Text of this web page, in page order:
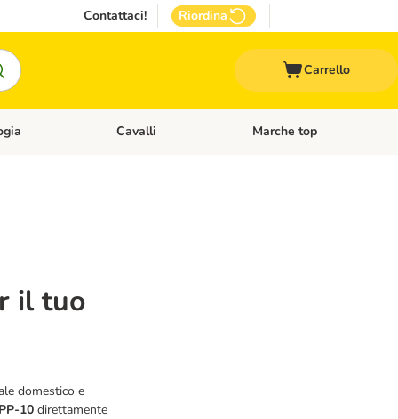
Contattaci! Riordina
Carrello
Roditori & UccelliApri Menù Categoria: Acquariologia
Cavalli Apri Menù Categoria: Cavalli
Marche top
il tuo
domestico e
10 direttamente